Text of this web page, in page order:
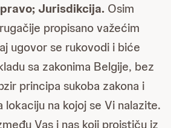
Jurisdikcija. Osim
propisano važećim
ugovor se rukovodi i biće
sa zakonima Belgije, bez
principa sukoba zakona i
lokaciju na kojoj se Vi nalazite.
Vas i nas koji proističu iz